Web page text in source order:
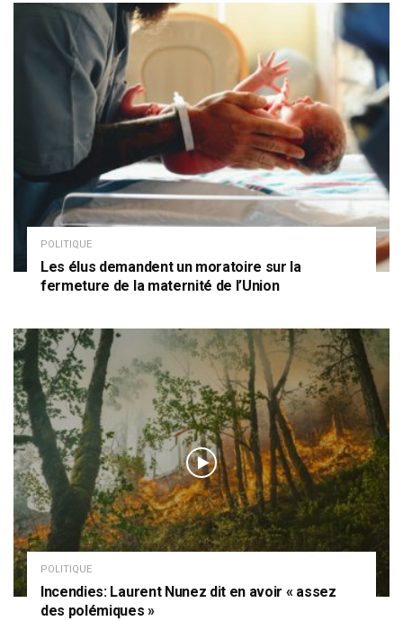
POLITIQUE
Les élus demandent un moratoire sur la
fermeture de la maternité de l’Union
POLITIQUE
Incendies: Laurent Nunez dit en avoir « assez
des polémiques »